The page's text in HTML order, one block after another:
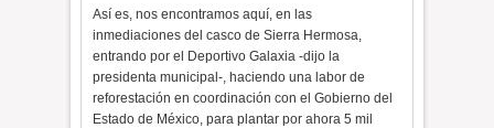
Así es, nos encontramos aquí, en las
inmediaciones del casco de Sierra Hermosa,
entrando por el Deportivo Galaxia -dijo la
presidenta municipal-, haciendo una labor de
reforestación en coordinación con el Gobierno del
Estado de México, para plantar por ahora 5 mil